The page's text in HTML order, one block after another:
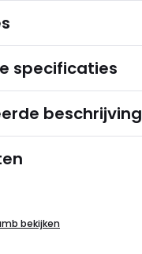
specificaties
beschrijving
bekijken